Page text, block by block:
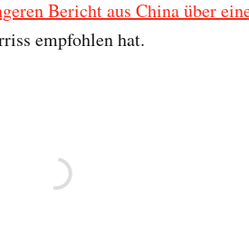
Bericht aus China über
empfohlen hat.